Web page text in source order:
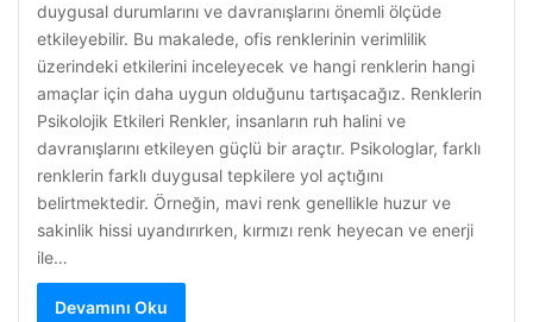
duygusal durumlarını ve davranışlarını önemli ölçüde
etkileyebilir. Bu makalede, ofis renklerinin verimlilik
üzerindeki etkilerini inceleyecek ve hangi renklerin hangi
amaçlar için daha uygun olduğunu tartışacağız. Renklerin
Psikolojik Etkileri Renkler, insanların ruh halini ve
davranışlarını etkileyen güçlü bir araçtır. Psikologlar, farklı
renklerin farklı duygusal tepkilere yol açtığını
belirtmektedir. Örneğin, mavi renk genellikle huzur ve
sakinlik hissi uyandırırken, kırmızı renk heyecan ve enerji
ile…
Devamını Oku